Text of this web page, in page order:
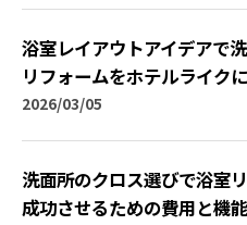
浴室レイアウトアイデアで
リフォームをホテルライク
2026/03/05
洗面所のクロス選びで浴室
成功させるための費用と機